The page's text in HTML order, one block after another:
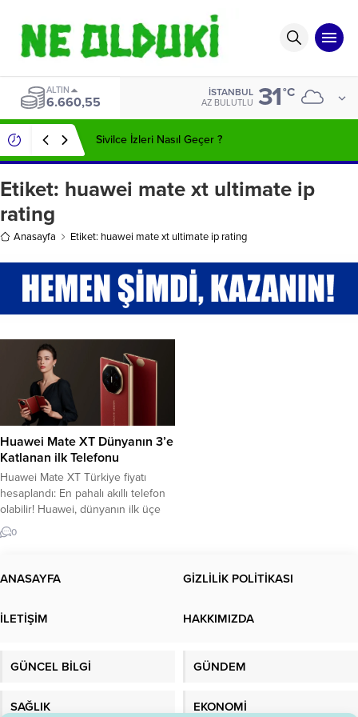
ALTIN
6.660,55
İSTANBUL
AZ BULUTLU 31°C
Sivilce İzleri Nasıl Geçer ?
Etiket: huawei mate xt ultimate ip
rating
Anasayfa Etiket: huawei mate xt ultimate ip rating
Huawei Mate XT Dünyanın 3’e
Katlanan ilk Telefonu
Huawei Mate XT Türkiye fiyatı
hesaplandı: En pahalı akıllı telefon
olabilir! Huawei, dünyanın ilk üçe
katlanır akıllı telefonu olan “Mate
XT” modelini piyasaya çıkardı. Hem
ekranlı yapısı, cihazı isteğe bağlı
özgürlüğü sunuyor. Peki Huawei...
0
ANASAYFA GİZLİLİK POLİTİKASI
İLETİŞİM HAKKIMIZDA
GÜNCEL BİLGİ GÜNDEM
SAĞLIK EKONOMİ